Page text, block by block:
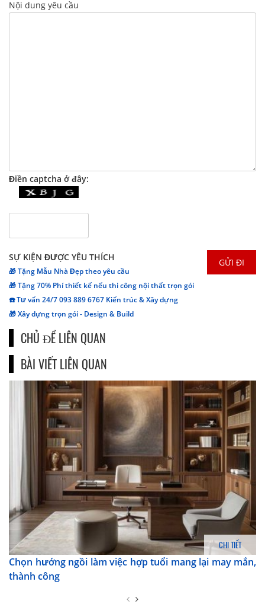
Nội dung yêu cầu
Điền captcha ở đây:
SỰ KIỆN ĐƯỢC YÊU THÍCH
🎁 Tặng Mẫu Nhà Đẹp theo yêu cầu
🎁 Tặng 70% Phí thiết kế nếu thi công nội thất trọn gói
☎️ Tư vấn 24/7 093 889 6767 Kiến trúc & Xây dựng
🎁 Xây dựng trọn gói - Design & Build
CHỦ ĐỀ LIÊN QUAN
BÀI VIẾT LIÊN QUAN
CHI TIẾT
Chọn hướng ngồi làm việc hợp tuổi mang lại may mắn,
thành công